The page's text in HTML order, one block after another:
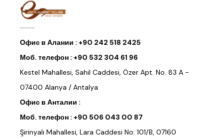
Офис в Алании : +90 242 518 2425
Моб. телефон : +90 532 304 61 96
Kestel Mahallesi, Sahil Caddesi, Özer Apt. No. 83 A -
07400 Alanya / Antalya
Офис в Анталии :
Моб. телефон : +90 506 043 00 87
Şirinyalı Mahallesi, Lara Caddesi No: 101/B, 07160